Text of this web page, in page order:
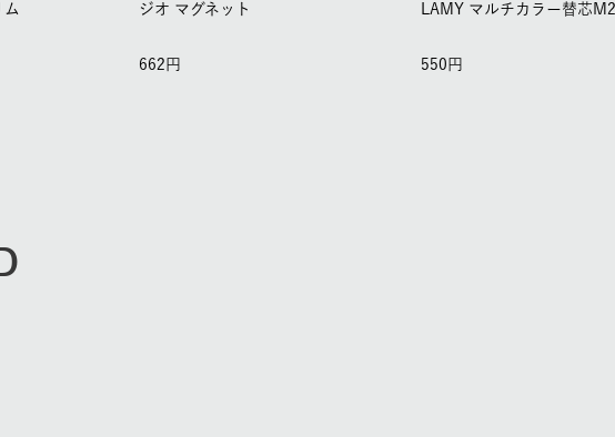
ム ジオ マグネット
662
LAMY マルチカラー替芯
550